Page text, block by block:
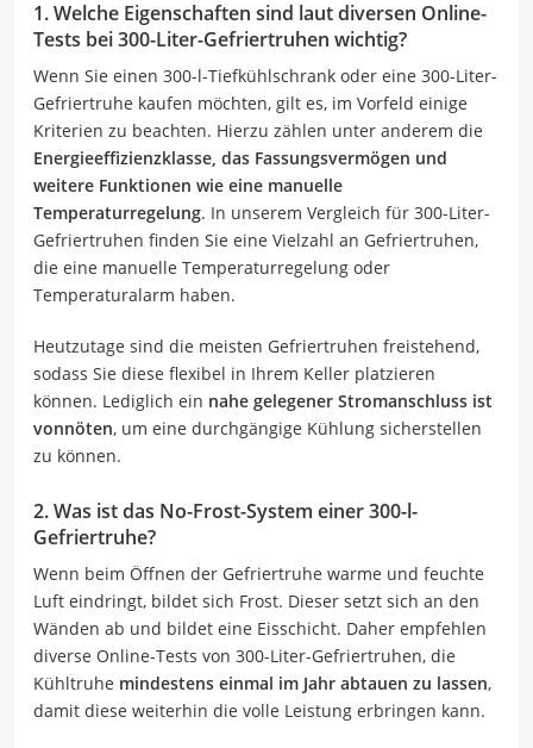
1. Welche Eigenschaften sind laut diversen Online-
Tests bei 300-Liter-Gefriertruhen wichtig?
Wenn Sie einen 300-l-Tiefkühlschrank oder eine 300-Liter-
Gefriertruhe kaufen möchten, gilt es, im Vorfeld einige
Kriterien zu beachten. Hierzu zählen unter anderem die
Energieeffizienzklasse, das Fassungsvermögen und
weitere Funktionen wie eine manuelle
Temperaturregelung. In unserem Vergleich für 300-Liter-
Gefriertruhen finden Sie eine Vielzahl an Gefriertruhen,
die eine manuelle Temperaturregelung oder
Temperaturalarm haben.
Heutzutage sind die meisten Gefriertruhen freistehend,
sodass Sie diese flexibel in Ihrem Keller platzieren
können. Lediglich ein nahe gelegener Stromanschluss ist
vonnöten, um eine durchgängige Kühlung sicherstellen
zu können.
2. Was ist das No-Frost-System einer 300-l-
Gefriertruhe?
Wenn beim Öffnen der Gefriertruhe warme und feuchte
Luft eindringt, bildet sich Frost. Dieser setzt sich an den
Wänden ab und bildet eine Eisschicht. Daher empfehlen
diverse Online-Tests von 300-Liter-Gefriertruhen, die
Kühltruhe mindestens einmal im Jahr abtauen zu lassen,
damit diese weiterhin die volle Leistung erbringen kann.